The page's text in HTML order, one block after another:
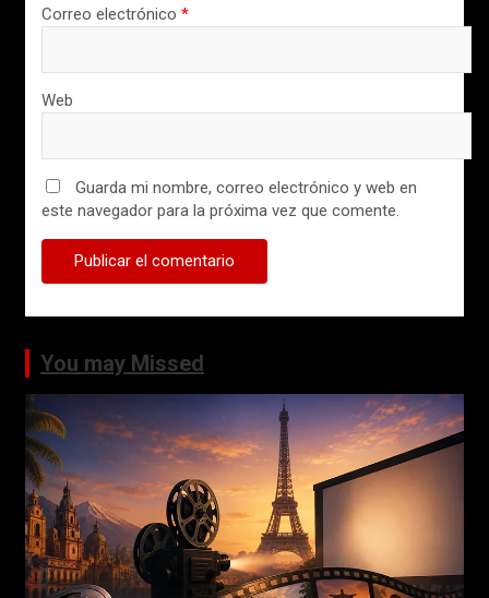
Correo electrónico *
Web
Guarda mi nombre, correo electrónico y web en
este navegador para la próxima vez que comente.
You may Missed